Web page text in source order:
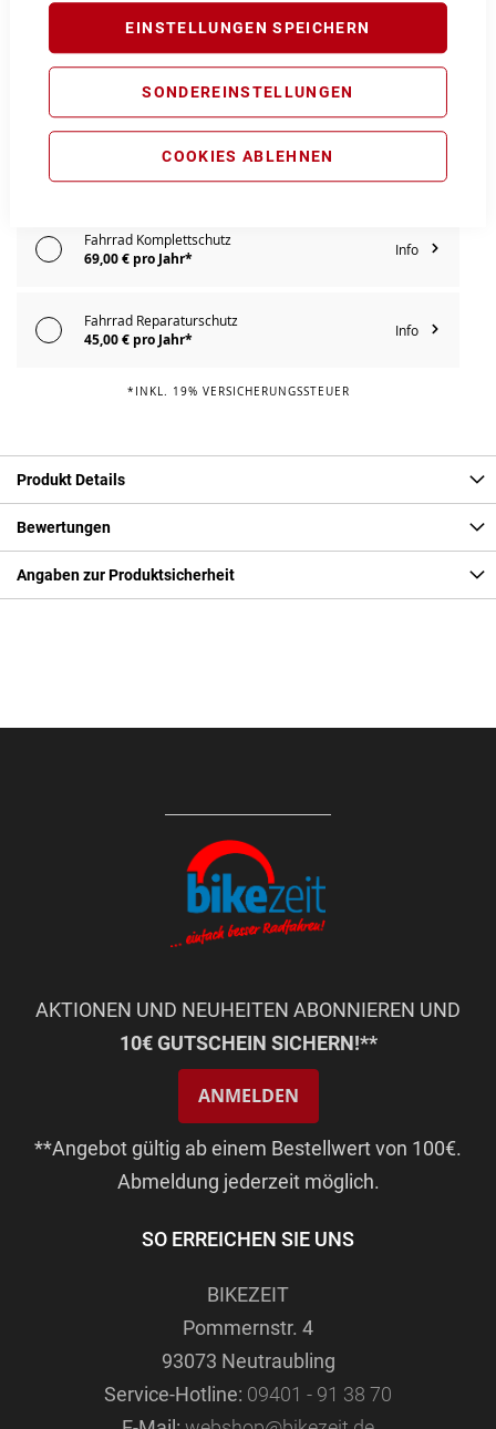
EINSTELLUNGEN SPEICHERN
SONDEREINSTELLUNGEN
COOKIES ABLEHNEN
PROBEFAHRT VEREINBAREN
hinzufügen |ansehen
Produktanfrage stellen
Extra Schutz? Jetzt Tarife entdecken!
Fahrrad Komplettschutz
69,00 € pro Jahr*
Info
Fahrrad Reparaturschutz
45,00 € pro Jahr*
Info
*INKL. 19% VERSICHERUNGSSTEUER
Produkt Details
Bewertungen
Angaben zur Produktsicherheit
AKTIONEN UND NEUHEITEN ABONNIEREN UND
10€ GUTSCHEIN SICHERN!**
ANMELDEN
**Angebot gültig ab einem Bestellwert von 100€.
Abmeldung jederzeit möglich.
SO ERREICHEN SIE UNS
BIKEZEIT
Pommernstr. 4
93073 Neutraubling
Service-Hotline: 09401 - 91 38 70